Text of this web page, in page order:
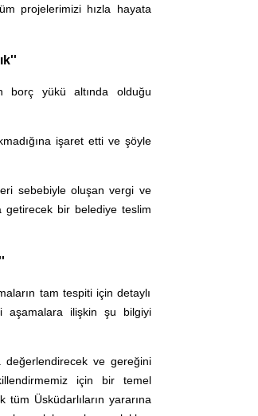
projelerimizi hızla hayata
borç yükü altında olduğu
işaret etti ve şöyle
sebebiyle oluşan vergi ve
getirecek bir belediye teslim
tam tespiti için detaylı
aşamalara ilişkin şu bilgiyi
ve gereğini
için bir temel
tüm Üsküdarlıların yararına